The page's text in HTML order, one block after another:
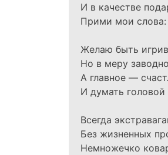
И в качестве
Прими мои слова:
Желаю быть
Но в меру
А главное —
И думать головой
Всегда
Без жизненных
Немножечко